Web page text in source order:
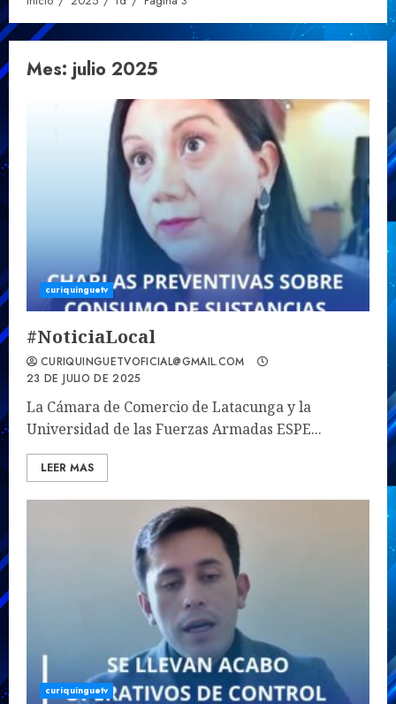
Mes:julio 2025
curiquinguetv
#NoticiaLocal
CURIQUINGUETVOFICIAL@GMAIL.COM
23 DE JULIO DE 2025
La Cámara de Comercio de Latacunga y la
Universidad de las Fuerzas Armadas ESPE...
LEER MAS
curiquinguetv